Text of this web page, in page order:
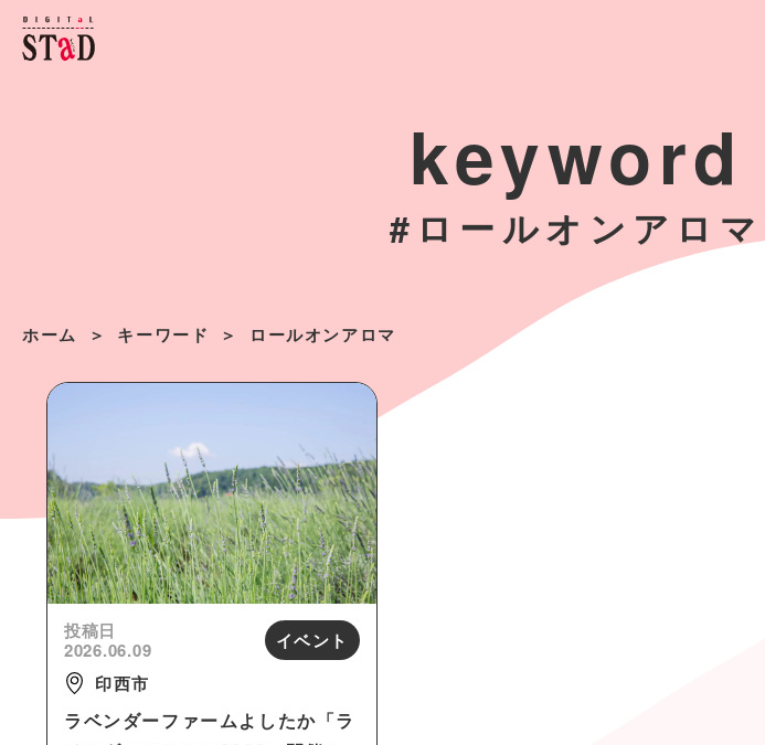
keyword
#ロールオンアロマ
ホーム キーワード ロールオンアロマ
投稿日
2026.06.09
イベント
印西市
ラベンダーファームよしたか「ラ